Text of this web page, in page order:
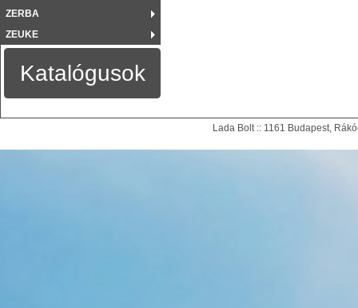
ZERBA
ZEUKE
Katalógusok
Lada Bolt :: 1161 Budapest,